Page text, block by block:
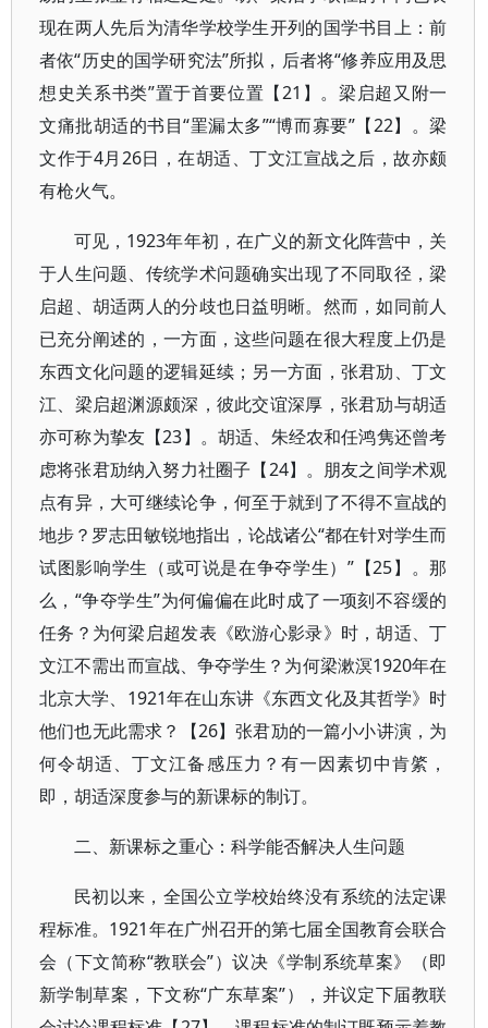
现在两人先后为清华学校学生开列的国学书目上：前
者依“历史的国学研究法”所拟，后者将“修养应用及思
想史关系书类”置于首要位置【21】。梁启超又附一
文痛批胡适的书目“罣漏太多”“博而寡要”【22】。梁
文作于4月26日，在胡适、丁文江宣战之后，故亦颇
有枪火气。
可见，1923年年初，在广义的新文化阵营中，关
于人生问题、传统学术问题确实出现了不同取径，梁
启超、胡适两人的分歧也日益明晰。然而，如同前人
已充分阐述的，一方面，这些问题在很大程度上仍是
东西文化问题的逻辑延续；另一方面，张君劢、丁文
江、梁启超渊源颇深，彼此交谊深厚，张君劢与胡适
亦可称为挚友【23】。胡适、朱经农和任鸿隽还曾考
虑将张君劢纳入努力社圈子【24】。朋友之间学术观
点有异，大可继续论争，何至于就到了不得不宣战的
地步？罗志田敏锐地指出，论战诸公“都在针对学生而
试图影响学生（或可说是在争夺学生）”【25】。那
么，“争夺学生”为何偏偏在此时成了一项刻不容缓的
任务？为何梁启超发表《欧游心影录》时，胡适、丁
文江不需出而宣战、争夺学生？为何梁漱溟1920年在
北京大学、1921年在山东讲《东西文化及其哲学》时
他们也无此需求？【26】张君劢的一篇小小讲演，为
何令胡适、丁文江备感压力？有一因素切中肯綮，
即，胡适深度参与的新课标的制订。
二、新课标之重心：科学能否解决人生问题
民初以来，全国公立学校始终没有系统的法定课
程标准。1921年在广州召开的第七届全国教育会联合
会（下文简称“教联会”）议决《学制系统草案》（即
新学制草案，下文称“广东草案”），并议定下届教联